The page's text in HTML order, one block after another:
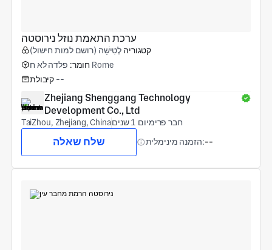
ערכת התאמת נוזל נירוסטה
קטגוריה לְטִישָׁה (רושם למות חישול)
חומר: פלדה לא ח Rome
קיבולת --
Zhejiang Shenggang Technology
Development Co., Ltd
TaiZhou, Zhejiang, China חבר פרימיום 1 שנים
שלח שאלה הזמנה מינימלית:--